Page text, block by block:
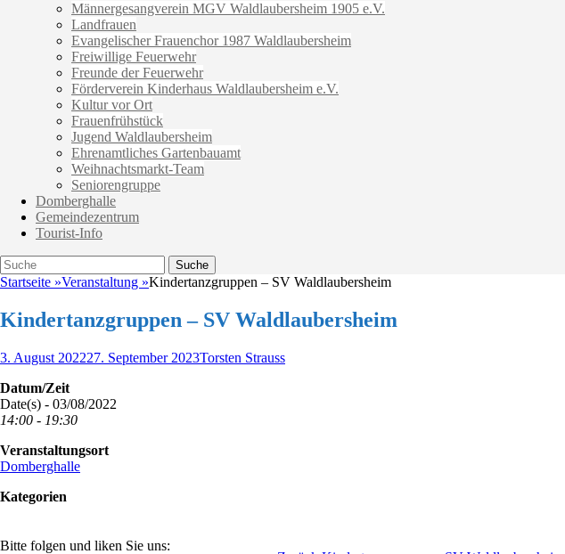
Männergesangverein MGV Waldlaubersheim 1905 e.V.
Landfrauen
Evangelischer Frauenchor 1987 Waldlaubersheim
Freiwillige Feuerwehr
Freunde der Feuerwehr
Förderverein Kinderhaus Waldlaubersheim e.V.
Kultur vor Ort
Frauenfrühstück
Jugend Waldlaubersheim
Ehrenamtliches Gartenbauamt
Weihnachtsmarkt-Team
Seniorengruppe
Domberghalle
Gemeindezentrum
Tourist-Info
Suche
Suche
nach:
Startseite »Veranstaltung »Kindertanzgruppen – SV Waldlaubersheim
Kindertanzgruppen – SV Waldlaubersheim
Veröffentlicht
3. August 202227. September 2023Autor
Torsten Strauss
Datum/Zeit
Date(s) - 03/08/2022
14:00 - 19:30
Veranstaltungsort
Domberghalle
Kategorien
Bitte folgen und liken Sie uns: